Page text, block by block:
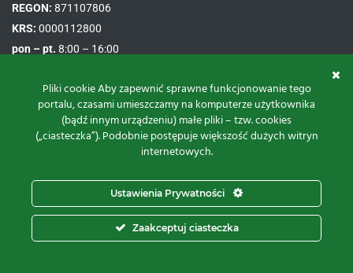
REGON: 871107806
KRS: 0000112800
pon – pt. 8:00 – 16:00
sprzedaz@proxima.pl
Pliki cookie Aby zapewnić sprawne funkcjonowanie tego
portalu, czasami umieszczamy na komputerze użytkownika
(bądź innym urządzeniu) małe pliki – tzw. cookies
(„ciasteczka”). Podobnie postępuje większość dużych witryn
internetowych.
Zaakceptuj ciasteczka
Ustawienia Prywatności